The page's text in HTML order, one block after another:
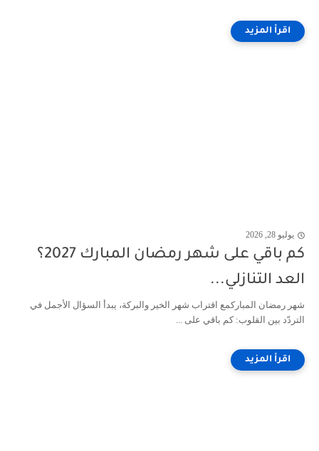
يوليو 28, 2026
كم باقي على شهر رمضان المبارك 2027؟
العد التنازلي...
شهر رمضان المباركمع اقتراب شهر الخير والبركة، يبدأ السؤال الأجمل في
التردّد بين القلوب: كم باقي على ...